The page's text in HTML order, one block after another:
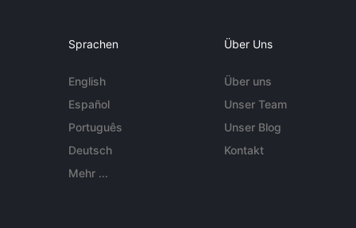
Sprachen
English
Español
Português
Deutsch
Mehr ...
Über Uns
Über uns
Unser Team
Unser Blog
Kontakt